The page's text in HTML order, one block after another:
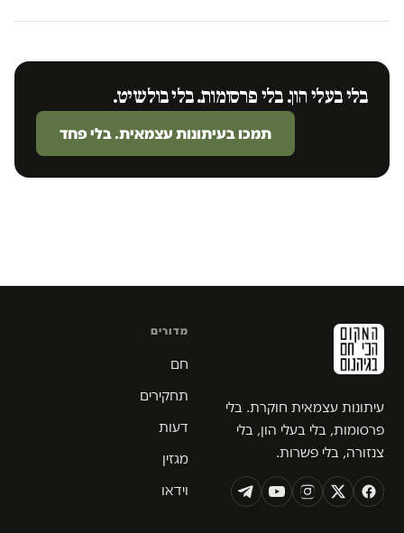
בלי בעלי הון. בלי פרסומות. בלי בולשיט.
תמכו בעיתונות עצמאית. בלי פחד
עיתונות עצמאית חוקרת. בלי
פרסומות, בלי בעלי הון, בלי
צנזורה, בלי פשרות.
מדורים
חם
תחקירים
דעות
מגזין
וידאו